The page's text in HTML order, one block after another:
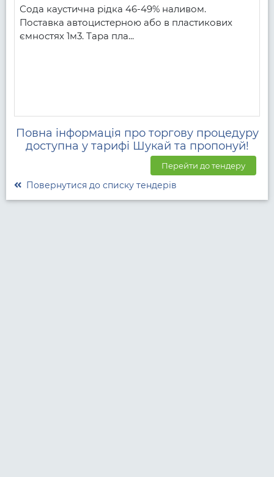
Сода каустична рідка 46-49% наливом.
Поставка автоцистерною або в пластикових
ємностях 1м3. Тара пла...
Повна інформація про торгову процедуру
доступна у тарифі Шукай та пропонуй!
Перейти до тендеру
Повернутися до списку тендерів